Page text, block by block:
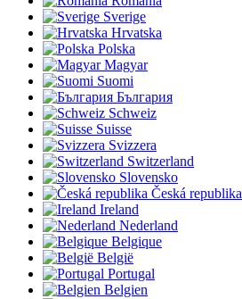
Sverige
Hrvatska
Polska
Magyar
Suomi
България
Schweiz
Suisse
Svizzera
Switzerland
Slovensko
Česká republika
Ireland
Nederland
Belgique
België
Portugal
Belgien